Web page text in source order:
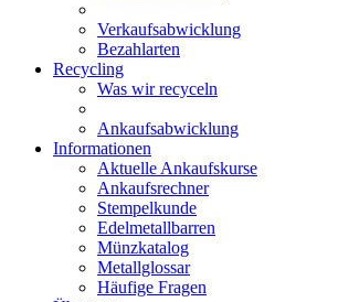
Verkaufsabwicklung
Bezahlarten
Recycling
Was wir recyceln
Ankaufsabwicklung
Informationen
Aktuelle Ankaufskurse
Ankaufsrechner
Stempelkunde
Edelmetallbarren
Münzkatalog
Metallglossar
Häufige Fragen